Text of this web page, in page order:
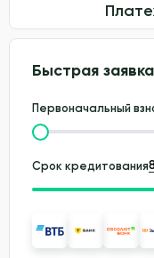
Быстрая
Первоначальный
Срок кредитования